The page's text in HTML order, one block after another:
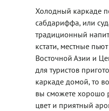
Холодный каркаде
сабдариффа, или
традиционный
кстати, местные
Восточной Азии и
для туристов
каркаде домой, то
вы сможете хорошо
цвет и приятный